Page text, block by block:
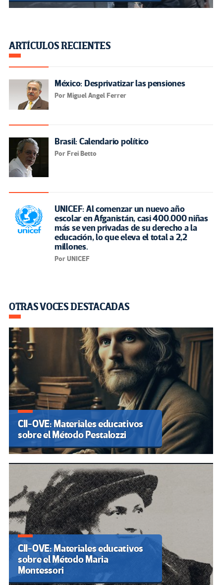
ARTÍCULOS RECIENTES
México: Desprivatizar las pensiones
Por Miguel Angel Ferrer
Brasil: Calendario político
Por Frei Betto
UNICEF: Al comenzar un nuevo año
escolar en Afganistán, casi 400.000 niñas
más se ven privadas de su derecho a la
educación, lo que eleva el total a 2,2
millones.
Por UNICEF
OTRAS VOCES DESTACADAS
CII-OVE: Materiales educativos
sobre el Método Pestalozzi
CII-OVE: Materiales educativos
sobre el Método Maria
Montessori